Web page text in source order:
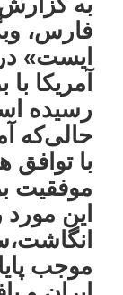
فارس،
ایست»
آمریکا
رسیده
حالی‌که
با توافق
موفقیت
این